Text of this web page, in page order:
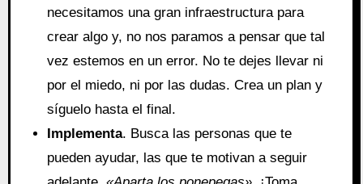
necesitamos una gran infraestructura para
crear algo y, no nos paramos a pensar que tal
vez estemos en un error. No te dejes llevar ni
por el miedo, ni por las dudas. Crea un plan y
síguelo hasta el final.
Implementa. Busca las personas que te
pueden ayudar, las que te motivan a seguir